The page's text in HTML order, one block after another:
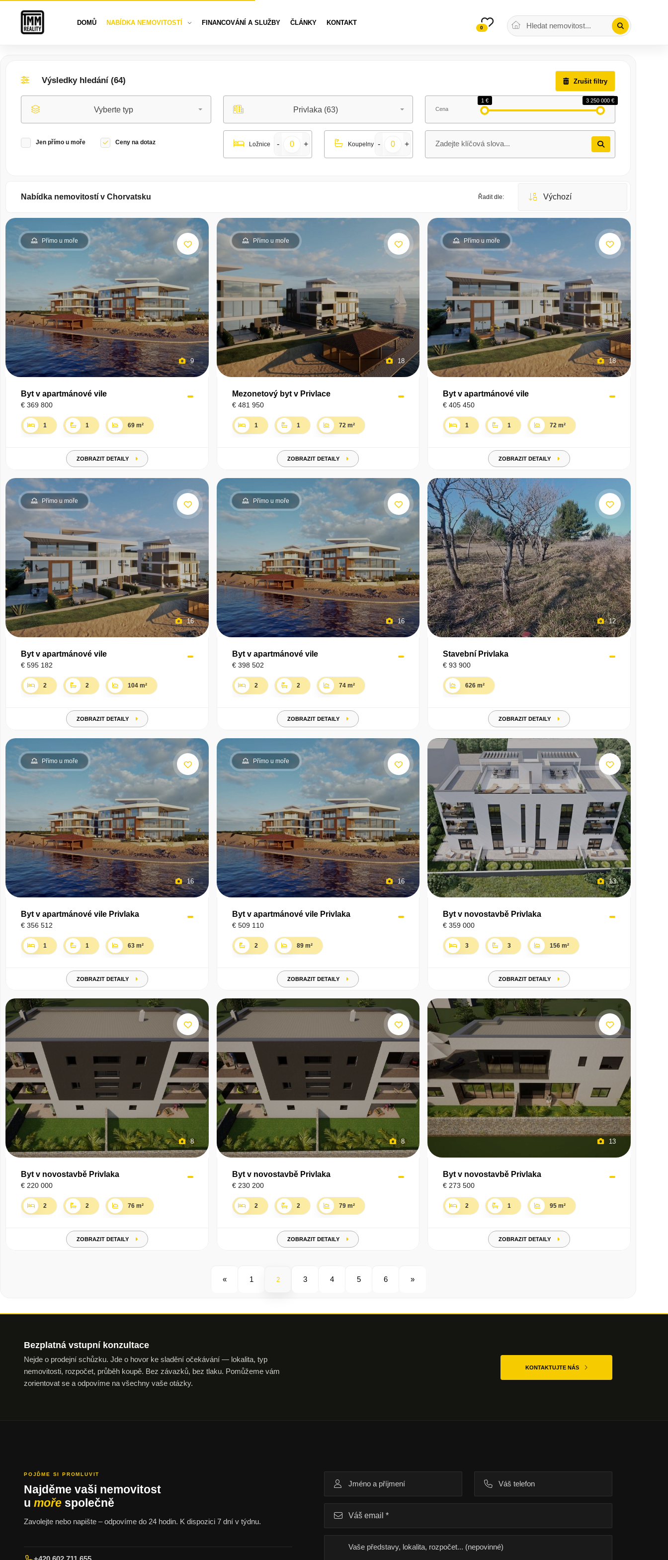
DOMŮ NABÍDKA NEMOVITOSTÍ FINANCOVÁNÍ A SLUŽBY ČLÁNKY KONTAKT
0
Výsledky hledání (64) Zrušit filtry
Vyberte typ Privlaka (63) Cena
1 € 3 250 000 €
Jen přímo u moře Ceny na dotaz Ložnice Koupelny
Nabídka nemovitostí v Chorvatsku Řadit dle:
Přímo u moře
9
Byt v apartmánové vile
€ 369 800
1 1 69 m²
ZOBRAZIT DETAILY
Přímo u moře
18
Mezonetový byt v Privlace
€ 481 950
1 1 72 m²
ZOBRAZIT DETAILY
Přímo u moře
18
Byt v apartmánové vile
€ 405 450
1 1 72 m²
ZOBRAZIT DETAILY
Přímo u moře
16
Byt v apartmánové vile
€ 595 182
2 2 104 m²
ZOBRAZIT DETAILY
Přímo u moře
16
Byt v apartmánové vile
€ 398 502
2 2 74 m²
ZOBRAZIT DETAILY
12
Stavební Privlaka
€ 93 900
626 m²
ZOBRAZIT DETAILY
Přímo u moře
16
Byt v apartmánové vile Privlaka
€ 356 512
1 1 63 m²
ZOBRAZIT DETAILY
Přímo u moře
16
Byt v apartmánové vile Privlaka
€ 509 110
2 89 m²
ZOBRAZIT DETAILY
13
Byt v novostavbě Privlaka
€ 359 000
3 3 156 m²
ZOBRAZIT DETAILY
8
Byt v novostavbě Privlaka
€ 220 000
2 2 76 m²
ZOBRAZIT DETAILY
8
Byt v novostavbě Privlaka
€ 230 200
2 2 79 m²
ZOBRAZIT DETAILY
13
Byt v novostavbě Privlaka
€ 273 500
2 1 95 m²
ZOBRAZIT DETAILY
« 1 2 3 4 5 6 »
Bezplatná vstupní konzultace
Nejde o prodejní schůzku. Jde o hovor ke sladění očekávání — lokalita, typ
nemovitosti, rozpočet, průběh koupě. Bez závazků, bez tlaku. Pomůžeme vám
zorientovat se a odpovíme na všechny vaše otázky.
KONTAKTUJTE NÁS
POJĎME SI PROMLUVIT
Najděme vaši nemovitost
u moře společně
Zavolejte nebo napište – odpovíme do 24 hodin. K dispozici 7 dní v týdnu.